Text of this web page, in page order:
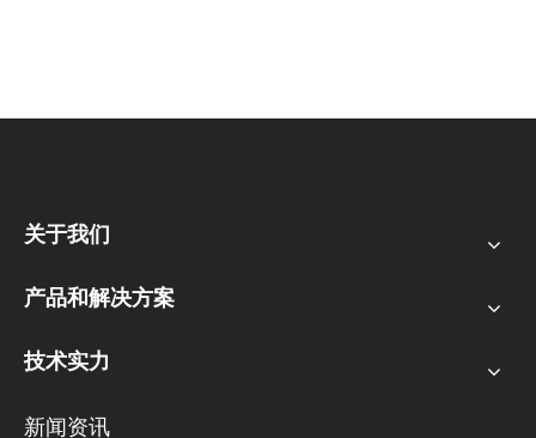
关于我们
产品和解决方案
技术实力
新闻资讯